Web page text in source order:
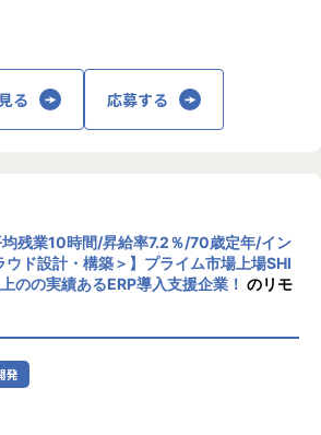
見し、仕組みとして解決することにや
する」立場
担当ではなく、オープングループ全体
ティ・監視の標準を自ら定義していく
きいことが特徴です。
さ
ス、監視・オブザーバビリティ基盤、I
これから整備していくテーマが揃って
を維持するのではなく、自分の手で土
できます。
リアパス
術方針の策定・標準化・メンバー育
： 60分
る 応募する
均残業10時間/昇給率7.2％/70歳定年/イン
ウド設計・構築＞】プライム市場上場SHI
のの実績あるERP導入支援企業！ のリモ
発